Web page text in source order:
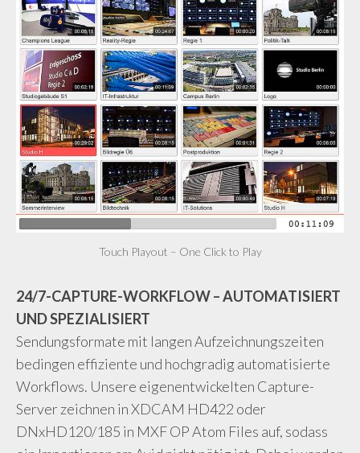
Touch Playout – One Click to Play
24/7-CAPTURE-WORKFLOW – AUTOMATISIERT
UND SPEZIALISIERT
Sendungsformate mit langen Aufzeichnungszeiten
bedingen effiziente und hochgradig automatisierte
Workflows. Unsere eigenentwickelten Capture-
Server zeichnen in XDCAM HD422 oder
DNxHD120/185 in MXF OP Atom Files auf, sodass